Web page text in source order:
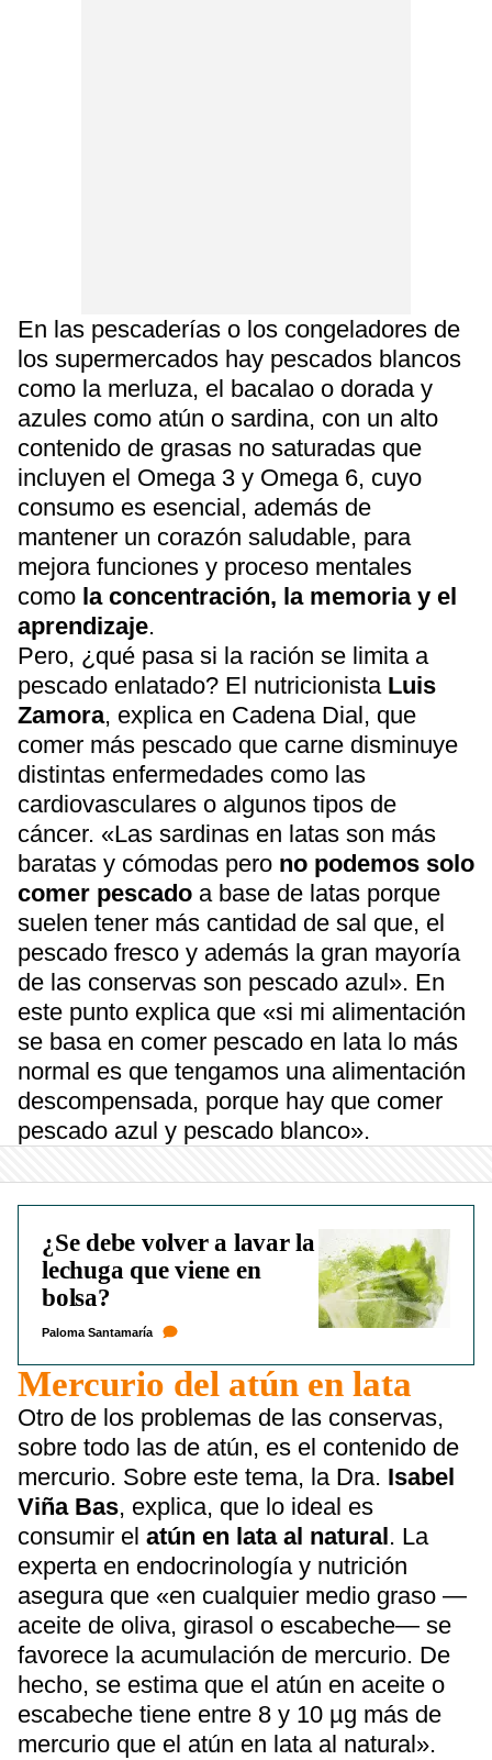
En las pescaderías o los congeladores de
los supermercados hay pescados blancos
como la merluza, el bacalao o dorada y
azules como atún o sardina, con un alto
contenido de grasas no saturadas que
incluyen el Omega 3 y Omega 6, cuyo
consumo es esencial, además de
mantener un corazón saludable, para
mejora funciones y proceso mentales
como la concentración, la memoria y el
aprendizaje.
Pero, ¿qué pasa si la ración se limita a
pescado enlatado? El nutricionista Luis
Zamora, explica en Cadena Dial, que
comer más pescado que carne disminuye
distintas enfermedades como las
cardiovasculares o algunos tipos de
cáncer. «Las sardinas en latas son más
baratas y cómodas pero no podemos solo
comer pescado a base de latas porque
suelen tener más cantidad de sal que, el
pescado fresco y además la gran mayoría
de las conservas son pescado azul». En
este punto explica que «si mi alimentación
se basa en comer pescado en lata lo más
normal es que tengamos una alimentación
descompensada, porque hay que comer
pescado azul y pescado blanco».
¿Se debe volver a lavar la
lechuga que viene en
bolsa?
Paloma Santamaría
Mercurio del atún en lata
Otro de los problemas de las conservas,
sobre todo las de atún, es el contenido de
mercurio. Sobre este tema, la Dra. Isabel
Viña Bas, explica, que lo ideal es
consumir el atún en lata al natural. La
experta en endocrinología y nutrición
asegura que «en cualquier medio graso —
aceite de oliva, girasol o escabeche— se
favorece la acumulación de mercurio. De
hecho, se estima que el atún en aceite o
escabeche tiene entre 8 y 10 µg más de
mercurio que el atún en lata al natural».